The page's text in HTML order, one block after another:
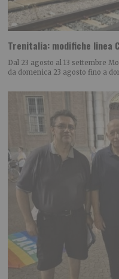
Trenitalia: modifiche linea
Dal 23 agosto al 13 settembre
da domenica 23 agosto fino a